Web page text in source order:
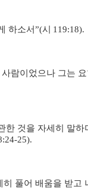
하소서”(시 119:18).
람이었으나 그는
한 것을 자세히 말하
25).
히 풀어 배움을 받고